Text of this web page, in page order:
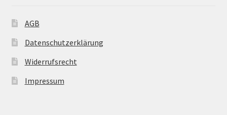
AGB
Datenschutzerklärung
Widerrufsrecht
Impressum